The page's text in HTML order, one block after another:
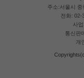
주소:서울시
전화: 02-
사
통신판
개